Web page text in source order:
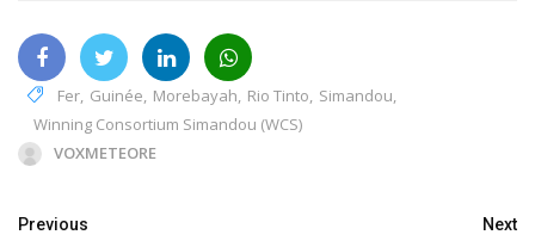
Fer, Guinée, Morebayah, Rio Tinto, Simandou,
Winning Consortium Simandou (WCS)
VOXMETEORE
Previous Next